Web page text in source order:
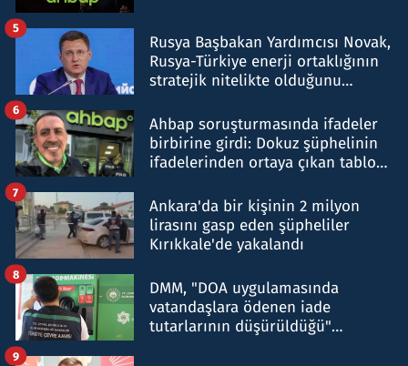
Rusya Başbakan Yardımcısı Novak,
Rusya-Türkiye enerji ortaklığının
stratejik nitelikte olduğunu
5
Ahbap soruşturmasında ifadeler
birbirine girdi: Dokuz şüphelinin
ifadelerinden ortaya çıkan tablo
6
Ankara'da bir kişinin 2 milyon
lirasını gasp eden şüpheliler
Kırıkkale'de yakalandı
7
DMM, "DOA uygulamasında
vatandaşlara ödenen iade
tutarlarının düşürüldüğü"
8
9